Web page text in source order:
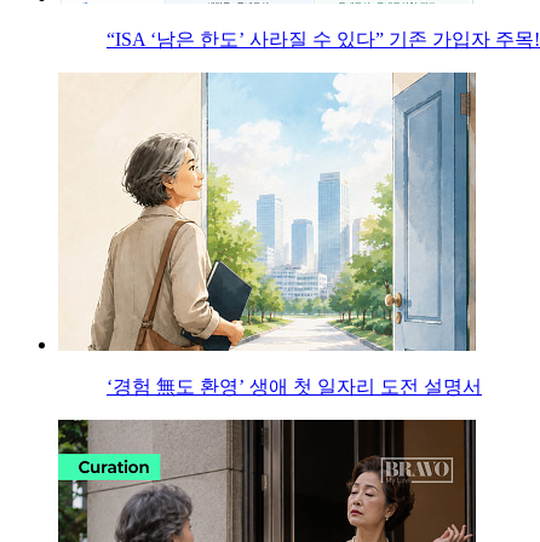
“ISA ‘남은 한도’ 사라질 수 있다” 기존 가입자 주목!
‘경험 無도 환영’ 생애 첫 일자리 도전 설명서